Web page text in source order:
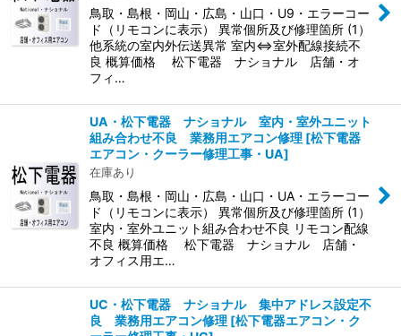
鳥取・島根・岡山・広島・山口・U9・エラーコー
ド（リモコンに表示） 異常個所及び修理箇所 (1）
他系統の室内外伝送異常 室内⇔室外配線接続不
良 概算価格 松下電器 ナショナル 店舗・オ
フィ…
UA・松下電器 ナショナル 室内・室外ユニット
組み合わせ不良 業務用エアコン修理 [松下電器
エアコン・クーラー修理工事・UA]
在庫あり
鳥取・島根・岡山・広島・山口・UA・エラーコー
ド（リモコンに表示） 異常個所及び修理箇所 (1）
室内・室外ユニット組み合わせ不良 リモコン配線
不良 概算価格 松下電器 ナショナル 店舗・
オフィス用エ…
UC・松下電器 ナショナル 集中アドレス設定不
良 業務用エアコン修理 [松下電器エアコン・ク